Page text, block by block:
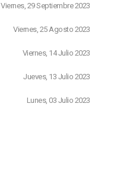
Viernes, 29 Septiembre 2023
Viernes, 25 Agosto 2023
Viernes, 14 Julio 2023
Jueves, 13 Julio 2023
Lunes, 03 Julio 2023